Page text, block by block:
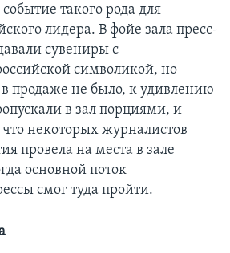
такого рода для
лидера. В фойе зала пресс-
сувениры с
символикой, но
продаже не было, к удивлению
в зал порциями, и
некоторых журналистов
провела на места в зале
основной поток
смог туда пройти.